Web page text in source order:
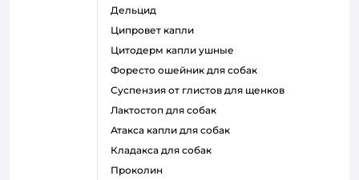
дельцид
ципровет капли
цитодерм капли ушные
форесто ошейник для собак
суспензия от глистов для щенков
лактостоп для собак
атакса капли для собак
кладакса для собак
проколин